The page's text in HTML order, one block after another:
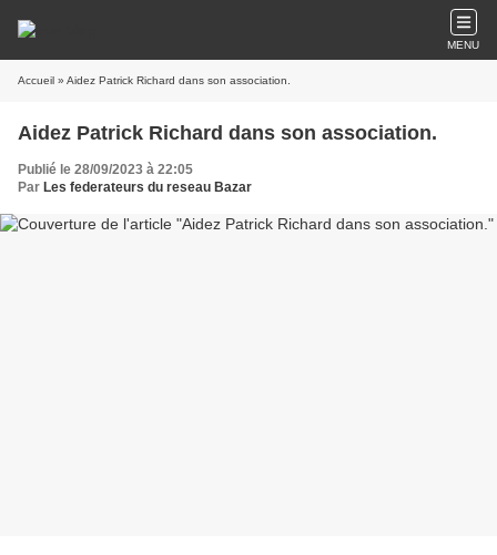
MENU
Accueil » Aidez Patrick Richard dans son association.
Aidez Patrick Richard dans son association.
Publié le 28/09/2023 à 22:05
Par Les federateurs du reseau Bazar